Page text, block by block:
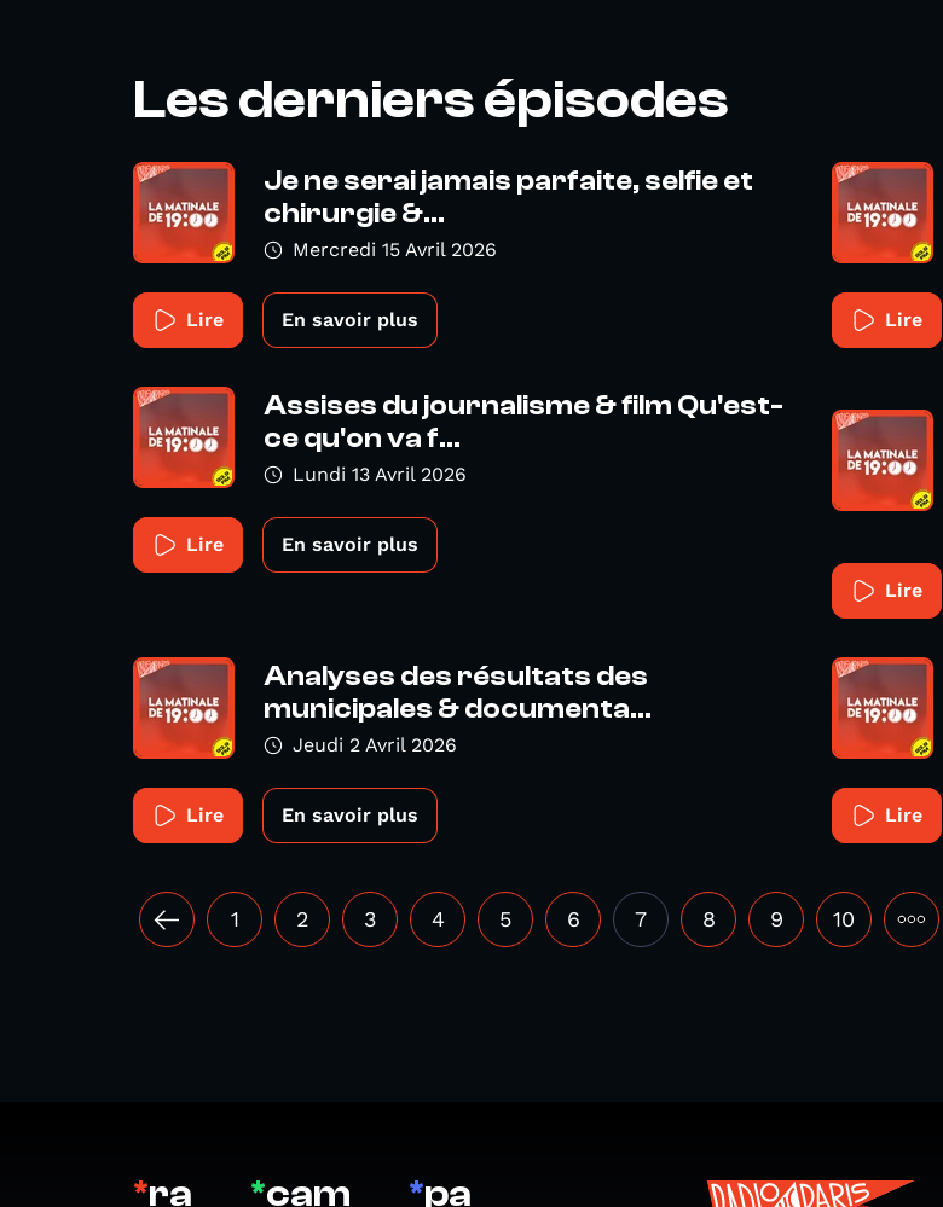
Les derniers épisodes
Je ne serai jamais parfaite, selfie et
chirurgie &...
Mercredi 15 Avril 2026
Lire En savoir plus Lire
Assises du journalisme & film Qu'est-
ce qu'on va f...
Lundi 13 Avril 2026
Lire En savoir plus
Lire
Analyses des résultats des
municipales & documenta...
Jeudi 2 Avril 2026
Lire En savoir plus Lire
1 2 3 4 5 6 7 8 9 10 •••
*ra *cam *pa